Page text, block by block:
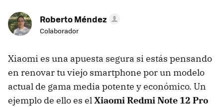
Roberto Méndez
Colaborador
Xiaomi es una apuesta segura si estás pensando
en renovar tu viejo smartphone por un modelo
actual de gama media potente y económico. Un
ejemplo de ello es elXiaomi Redmi Note 12 Pro